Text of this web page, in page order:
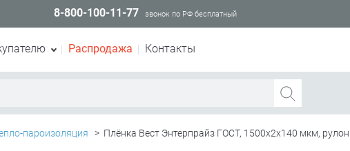
8-800-100-11-77 звонок по РФ бесплатный
Распродажа Контакты
пароизоляция > Плёнка Вест Энтерпрайз ГОСТ, 1500х2х140 мкм, рулон